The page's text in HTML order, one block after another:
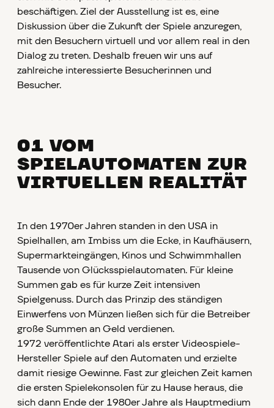
beschäftigen. Ziel der Ausstellung ist es, eine
Diskussion über die Zukunft der Spiele anzuregen,
mit den Besuchern virtuell und vor allem real in den
Dialog zu treten. Deshalb freuen wir uns auf
zahlreiche interessierte Besucherinnen und
Besucher.
01 VOM
SPIELAUTOMATEN ZUR
VIRTUELLEN REALITÄT
In den 1970er Jahren standen in den USA in
Spielhallen, am Imbiss um die Ecke, in Kaufhäusern,
Supermarkteingängen, Kinos und Schwimmhallen
Tausende von Glücksspielautomaten. Für kleine
Summen gab es für kurze Zeit intensiven
Spielgenuss. Durch das Prinzip des ständigen
Einwerfens von Münzen ließen sich für die Betreiber
große Summen an Geld verdienen.
1972 veröffentlichte Atari als erster Videospiele-
Hersteller Spiele auf den Automaten und erzielte
damit riesige Gewinne. Fast zur gleichen Zeit kamen
die ersten Spielekonsolen für zu Hause heraus, die
sich dann Ende der 1980er Jahre als Hauptmedium